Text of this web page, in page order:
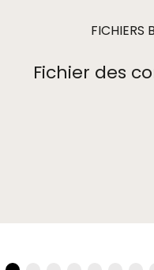
FICHIERS
Fichier des